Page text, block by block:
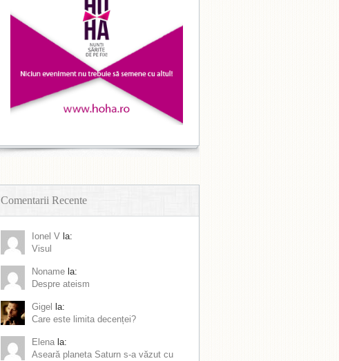
Comentarii Recente
Ionel V la:
Visul
Noname la:
Despre ateism
Gigel
la:
Care este limita decenței?
Elena la:
Aseară planeta Saturn s-a văzut cu